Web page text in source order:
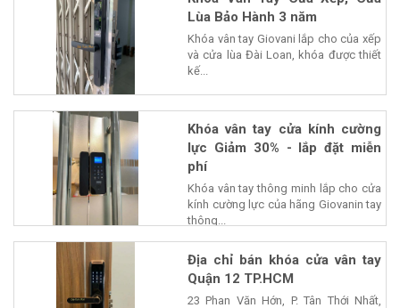
Lùa Bảo Hành 3 năm
Khóa vân tay Giovani lắp cho của xếp
và cửa lùa Đài Loan, khóa được thiết
kế...
Khóa vân tay cửa kính cường
lực Giảm 30% - lắp đặt miễn
phí
Khóa vân tay thông minh lắp cho cửa
kính cường lực của hãng Giovanin tay
thông...
Địa chỉ bán khóa cửa vân tay
Quận 12 TP.HCM
23 Phan Văn Hớn, P. Tân Thới Nhất,